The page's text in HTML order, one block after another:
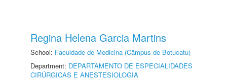
Regina Helena Garcia Martins
School: Faculdade de Medicina (Câmpus de Botucatu)
Department: DEPARTAMENTO DE ESPECIALIDADES
CIRÚRGICAS E ANESTESIOLOGIA